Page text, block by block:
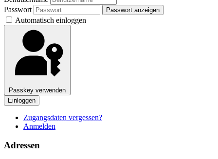
Passwort
Passwort anzeigen
Automatisch einloggen
Passkey verwenden
Einloggen
Zugangsdaten vergessen?
Anmelden
Adressen